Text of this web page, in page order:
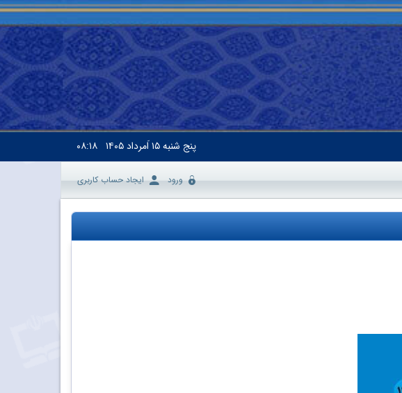
پنج شنبه۱۵ اَمرداد ۱۴۰۵ ۰۸:۱۸
ورود ایجاد حساب کاربری